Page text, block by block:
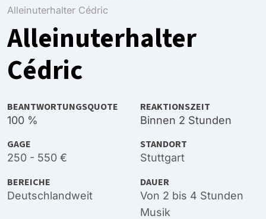
Alleinuterhalter Cédric
Alleinuterhalter
Cédric
BEANTWORTUNGSQUOTE
100 %
REAKTIONSZEIT
Binnen 2 Stunden
GAGE
250 - 550 €
STANDORT
Stuttgart
BEREICHE
Deutschlandweit
DAUER
Von 2 bis 4 Stunden
Musik